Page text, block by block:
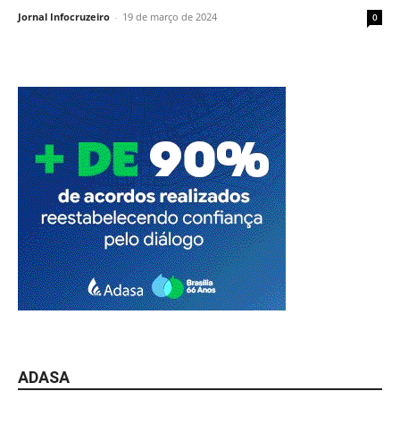
Jornal Infocruzeiro - 19 de março de 2024 0
ADASA